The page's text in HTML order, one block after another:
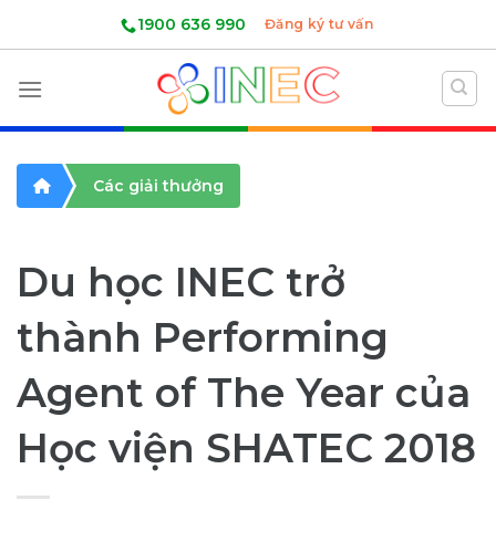
1900 636 990 Đăng ký tư vấn
Các giải thưởng
Du học INEC trở
thành Performing
Agent of The Year của
Học viện SHATEC 2018